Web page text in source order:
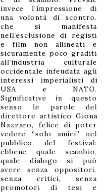
invece l’impressione di
una volontà di scontro,
che si manifesta
nell’esclusione di registi
e film non allineati e
sicuramente poco graditi
all’industria culturale
occidentale infeudata agli
interessi imperialisti di
USA e NATO.
Significative in questo
senso le parole del
direttore artistico Giona
Nazzaro, felice di poter
vedere “solo amici” nel
pubblico del festival:
ebbene quale scambio,
quale dialogo si può
avere senza oppositori,
senza critici, senza
promotori di tesi e